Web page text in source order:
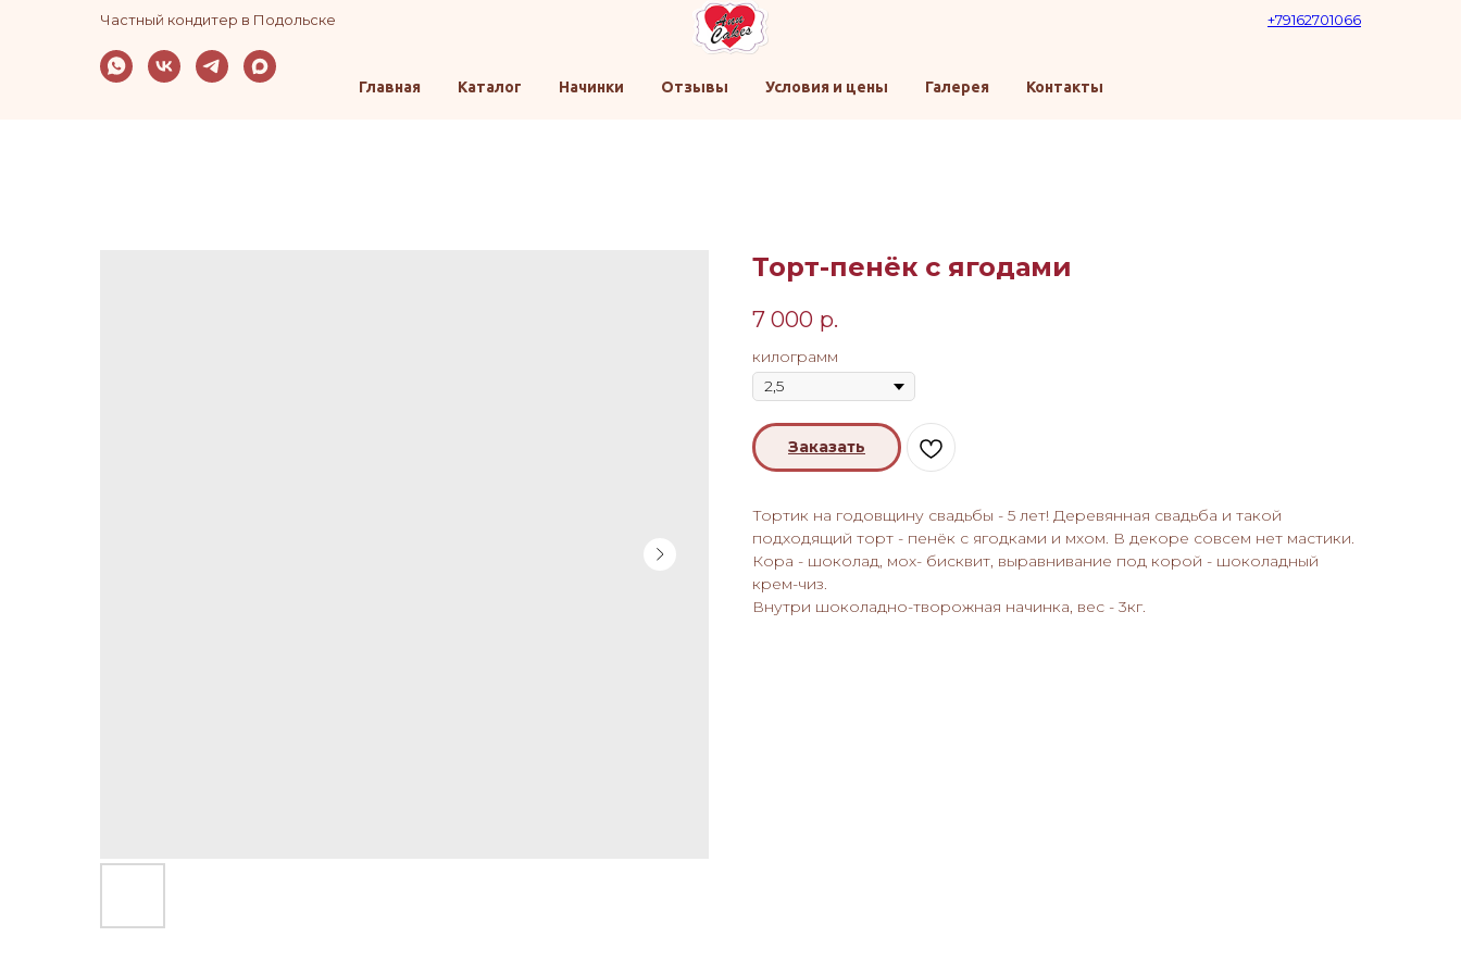
Частный кондитер в Подольске +79162701066
Главная Каталог Начинки Отзывы Условия и цены Галерея Контакты
Торт-пенёк с ягодами
7 000 р.
килограмм
Заказать
Тортик на годовщину свадьбы - 5 лет! Деревянная свадьба и такой
подходящий торт - пенёк с ягодками и мхом. В декоре совсем нет мастики.
Кора - шоколад, мох- бисквит, выравнивание под корой - шоколадный
крем-чиз.
Внутри шоколадно-творожная начинка, вес - 3кг.